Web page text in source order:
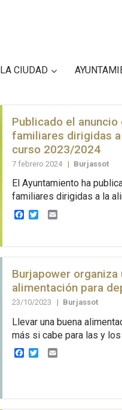
LA CIUDAD
Publicado el
familiares dirigidas
curso 2023/2024
7 febrero 2024 | Burjassot
El Ayuntamiento ha
familiares dirigidas a la
Facebook
TwitterEmail
Burjapower
alimentación para
23/10/2023 | Burjassot
Llevar una buena
más si cabe para las y
Facebook
TwitterEmail